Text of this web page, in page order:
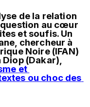
de la relation
au cœur
et soufis. Un
chercheur à
Noire (IFAN)
(Dakar),
et
ou choc des